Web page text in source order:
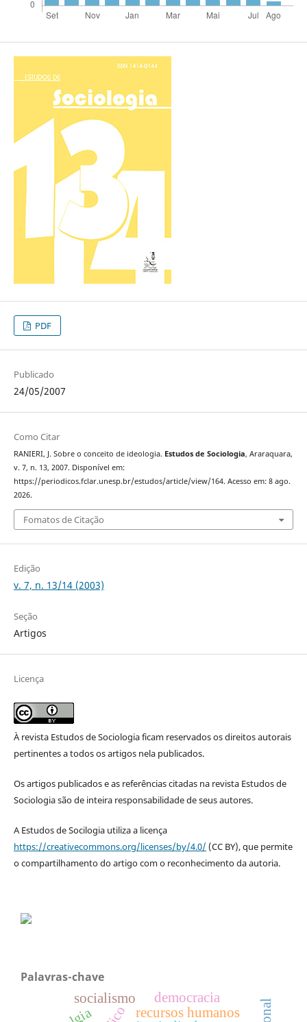
PDF
Publicado
24/05/2007
Como Citar
RANIERI, J. Sobre o conceito de ideologia. Estudos de Sociologia, Araraquara,
v. 7, n. 13, 2007. Disponível em:
https://periodicos.fclar.unesp.br/estudos/article/view/164. Acesso em: 8 ago.
2026.
Fomatos de Citação
Edição
v. 7, n. 13/14 (2003)
Seção
Artigos
Licença
À revista Estudos de Sociologia ficam reservados os direitos autorais
pertinentes a todos os artigos nela publicados.
Os artigos publicados e as referências citadas na revista Estudos de
Sociologia são de inteira responsabilidade de seus autores.
A Estudos de Socilogia utiliza a licença
https://creativecommons.org/licenses/by/4.0/ (CC BY), que permite
o compartilhamento do artigo com o reconhecimento da autoria.
Palavras-chave
recursos humanos
democracia
socialismo